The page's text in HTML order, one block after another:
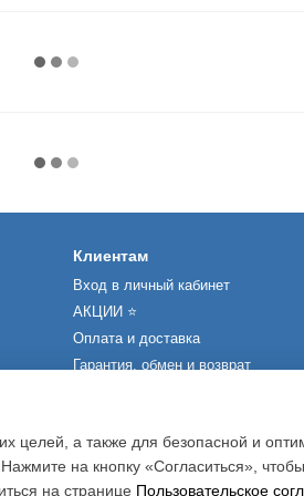
Клиентам
Вход в личный кабинет
АКЦИИ ⭐️
Оплата и доставка
Гарантия, обмен и возврат
О нас
целей, а также для безопасной и
на кнопку «Согласиться»,
на странице Пользовательское